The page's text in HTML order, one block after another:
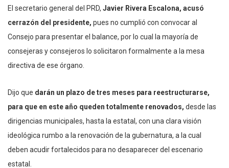
El secretario general del PRD, Javier Rivera Escalona, acusó
cerrazón del presidente, pues no cumplió con convocar al
Consejo para presentar el balance, por lo cual la mayoría de
consejeras y consejeros lo solicitaron formalmente a la mesa
directiva de ese órgano.
Dijo que darán un plazo de tres meses para reestructurarse,
para que en este año queden totalmente renovados, desde las
dirigencias municipales, hasta la estatal, con una clara visión
ideológica rumbo a la renovación de la gubernatura, a la cual
deben acudir fortalecidos para no desaparecer del escenario
estatal.